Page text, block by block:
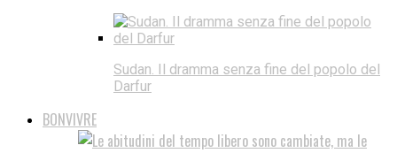
Sudan. Il dramma senza fine del popolo del
Darfur
BONVIVRE